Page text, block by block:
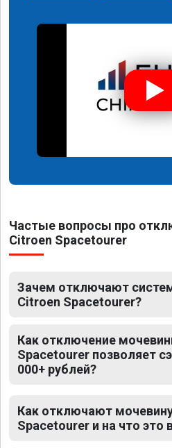
Частые вопросы про
Citroen Spacetourer
Зачем отключают
Citroen Spacetourer?
Как отключение
Spacetourer позволяет
000+ рублей?
Как отключают
Spacetourer и на что это